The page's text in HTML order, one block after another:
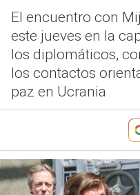
El encuentro con
este jueves en la
los diplomáticos,
los contactos
paz en Ucrania